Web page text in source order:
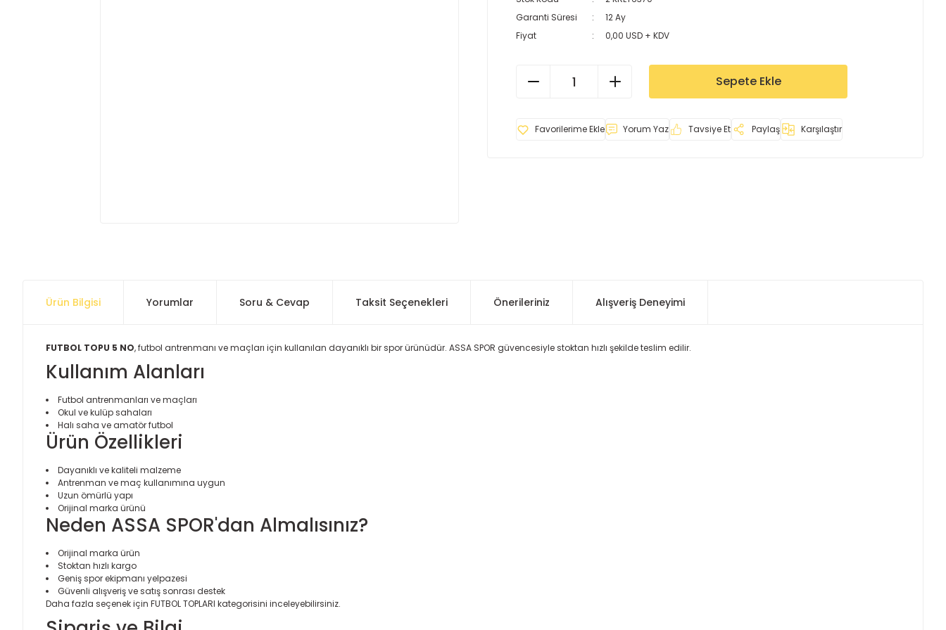
Garanti Süresi
12 Ay
Fiyat
0,00 USD + KDV
Sepete Ekle
Yorum Yaz Tavsiye Et Paylaş Karşılaştır
Ürün Bilgisi Yorumlar Soru & Cevap Taksit Seçenekleri Önerileriniz Alışveriş Deneyimi
FUTBOL TOPU 5 NO, futbol antrenmanı ve maçları için kullanılan dayanıklı bir spor ürünüdür. ASSA SPOR güvencesiyle stoktan hızlı şekilde teslim edilir.
Kullanım Alanları
Futbol antrenmanları ve maçları
Okul ve kulüp sahaları
Halı saha ve amatör futbol
Ürün Özellikleri
Dayanıklı ve kaliteli malzeme
Antrenman ve maç kullanımına uygun
Uzun ömürlü yapı
Orijinal marka ürünü
Neden ASSA SPOR'dan Almalısınız?
Orijinal marka ürün
Stoktan hızlı kargo
Geniş spor ekipmanı yelpazesi
Güvenli alışveriş ve satış sonrası destek
Daha fazla seçenek için FUTBOL TOPLARI kategorisini inceleyebilirsiniz.